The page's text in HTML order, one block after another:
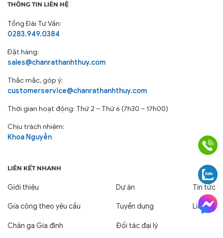
THÔNG TIN LIÊN HỆ
Tổng Đài Tư Vấn:
0283.949.0384
Đặt hàng:
sales@chanrathanhthuy.com
Thắc mắc, góp ý:
customerservice@chanrathanhthuy.com
Thời gian hoạt động: Thứ 2 – Thứ 6 (7h30 – 17h00)
Chịu trách nhiệm:
Khoa Nguyễn
LIÊN KẾT NHANH
Giới thiệu
Gia công theo yêu cầu
Chăn ga Gia đình
Dự án
Tuyển dụng
Đối tác đại lý
Tin tức
Liên hệ